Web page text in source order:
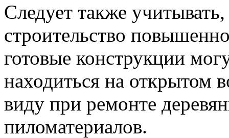
Следует также
строительство
готовые конструкции
находиться на открытом
виду при ремонте
пиломатериалов.